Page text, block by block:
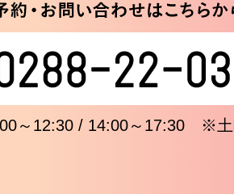
～12:30 / 14:00～17:30 ※土